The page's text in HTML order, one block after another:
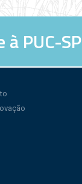
PUC-SP